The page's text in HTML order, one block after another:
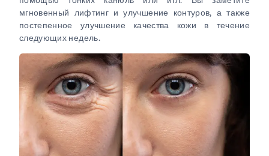
мгновенный лифтинг и улучшение контуров, а также
постепенное улучшение качества кожи в течение
следующих недель.